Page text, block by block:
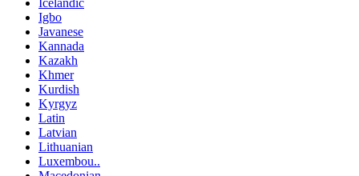
Igbo
Javanese
Kannada
Kazakh
Khmer
Kurdish
Kyrgyz
Latin
Latvian
Lithuanian
Luxembou..